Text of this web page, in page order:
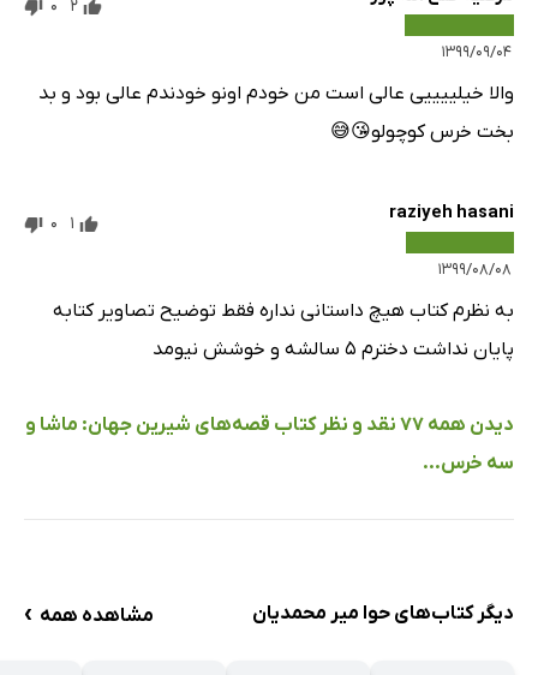
۱۳۹۹/۰۹/۰۴
2
0
والا خیلییییی عالی است من خودم اونو خودندم عالی بود و بد
بخت خرس کوچولو😘😅
raziyeh hasani
۱۳۹۹/۰۸/۰۸
1
0
به نظرم کتاب هیچ داستانی نداره فقط توضیح تصاویر کتابه
پایان نداشت دخترم ۵ سالشه و خوشش نیومد
دیدن همه 77 نقد و نظر کتاب قصه‌های شیرین جهان: ماشا و
سه خرس...
دیگر کتاب‌های حوا میر محمدیان مشاهده همه ›